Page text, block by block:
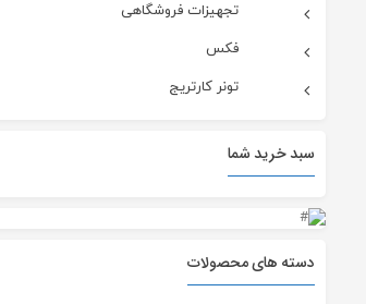
تجهیزات فروشگاهی
فکس
تونر کارتریج
سبد خرید شما
دسته های محصولات